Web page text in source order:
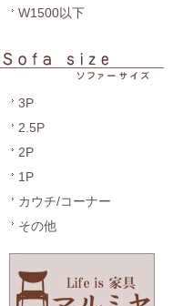
W1500以下
3P
2.5P
2P
1P
カウチ/コーナー
その他